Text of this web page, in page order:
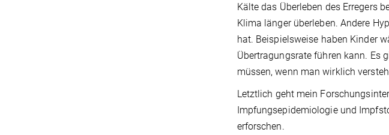
Kälte das Überleben des Erregers
Klima länger überleben. Andere
hat. Beispielsweise haben Kinder
Übertragungsrate führen kann. Es
müssen, wenn man wirklich
Letztlich geht mein
Impfungsepidemiologie und
erforschen.